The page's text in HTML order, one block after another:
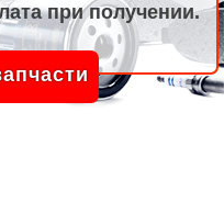
при получении.